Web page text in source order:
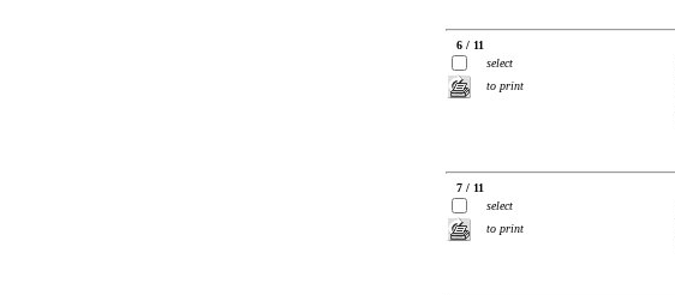
6 / 11
select
to print
7 / 11
select
to print